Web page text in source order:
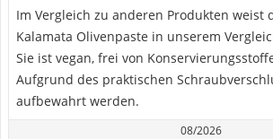
Im Vergleich zu anderen Produkten weist
Kalamata Olivenpaste in unserem
Sie ist vegan, frei von
Aufgrund des praktischen
aufbewahrt werden.
08/2026